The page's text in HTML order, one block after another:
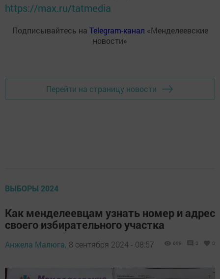
https://max.ru/tatmedia
Подписывайтесь на Telegram-канал «Менделеевские
новости»
Перейти на страницу новости
ВЫБОРЫ 2024
Как менделеевцам узнать номер и адрес
своего избирательного участка
Анжела Малюга, 8 сентября 2024 - 08:57 699 0 0